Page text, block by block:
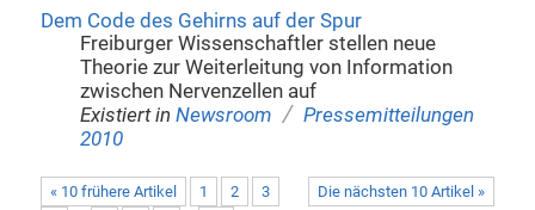
Dem Code des Gehirns auf der Spur
Freiburger Wissenschaftler stellen neue
Theorie zur Weiterleitung von Information
zwischen Nervenzellen auf
Existiert in Newsroom / Pressemitteilungen
2010
« 10 frühere Artikel Die nächsten 10 Artikel »
1 2
3